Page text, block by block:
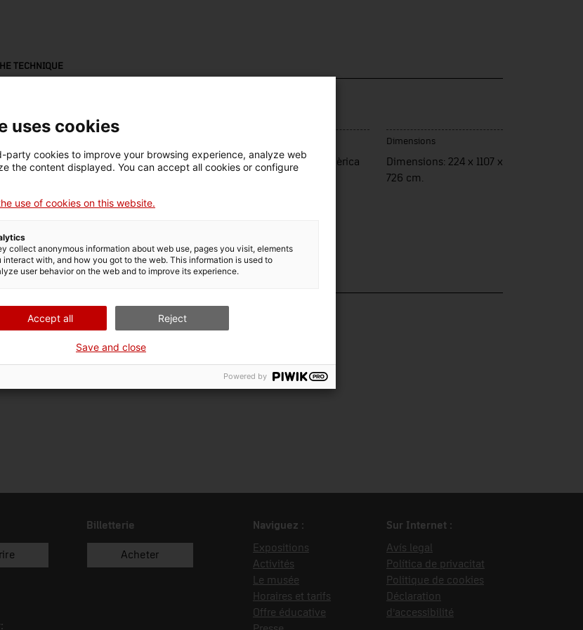
TECHNIQUE
1932 Estats Units d'Amèrica
Dimensions
Dimensions: 224 x 1107 x
726 cm.
thématique
i tècnica
Billetterie
Acheter
Naviguez :
Expositions
Activités
Le musée
Horaires et tarifs
Offre éducative
Sur Internet :
Avís legal
Política de privacitat
Politique de cookies
Déclaration
d’accessibilité
uses cookies
party cookies to improve your browsing experience, analyze web
the content displayed. You can accept all cookies or configure
use of cookies on this website.
collect anonymous information about web use, pages you visit, elements
interact with, and how you got to the web. This information is used to
user behavior on the web and to improve its experience.
Accept all Reject
Save and close
Powered by